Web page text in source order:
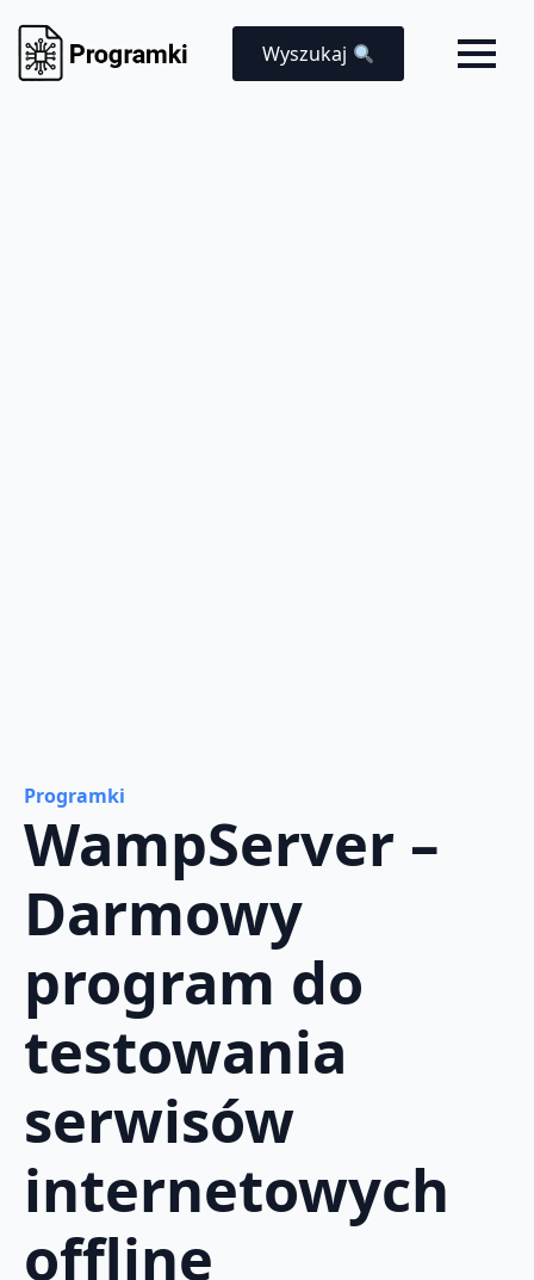
Wyszukaj
Programki
WampServer –
Darmowy
program do
testowania
serwisów
internetowych
offline